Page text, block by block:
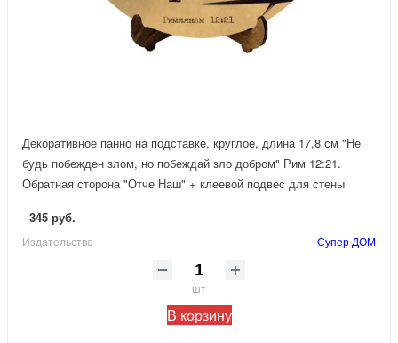
Декоративное панно на подставке, круглое, длина 17,8 см "Не
будь побежден злом, но побеждай зло добром" Рим 12:21.
Обратная сторона "Отче Наш" + клеевой подвес для стены
345 руб.
Издательство Супер ДОМ
шт
В корзину